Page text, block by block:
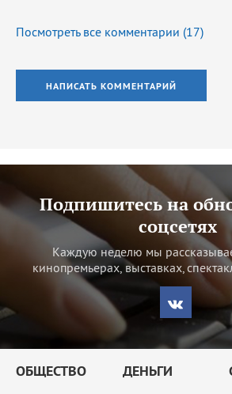
Посмотреть все комментарии (17)
НАПИСАТЬ КОММЕНТАРИЙ
Подпишитесь на
соцсетях
Каждую неделю мы
кинопремьерах, выставках,
ОБЩЕСТВО ДЕНЬГИ